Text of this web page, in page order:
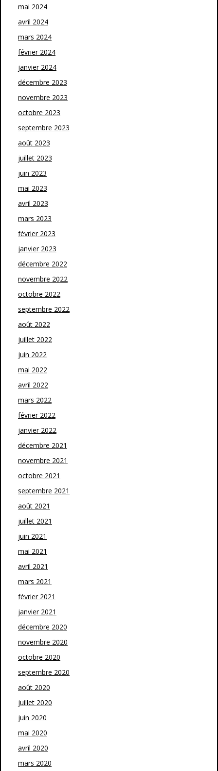
mai 2024
avril 2024
mars 2024
février 2024
janvier 2024
décembre 2023
novembre 2023
octobre 2023
septembre 2023
août 2023
juillet 2023
juin 2023
mai 2023
avril 2023
mars 2023
février 2023
janvier 2023
décembre 2022
novembre 2022
octobre 2022
septembre 2022
août 2022
juillet 2022
juin 2022
mai 2022
avril 2022
mars 2022
février 2022
janvier 2022
décembre 2021
novembre 2021
octobre 2021
septembre 2021
août 2021
juillet 2021
juin 2021
mai 2021
avril 2021
mars 2021
février 2021
janvier 2021
décembre 2020
novembre 2020
octobre 2020
septembre 2020
août 2020
juillet 2020
juin 2020
mai 2020
avril 2020
mars 2020